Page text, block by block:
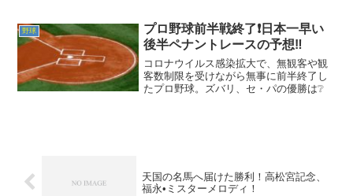
野球
プロ野球前半戦終了❗日本一早い
後半ペナントレースの予想‼️
コロナウイルス感染拡大で、無観客や観
客数制限を受けながら無事に前半終了し
たプロ野球。ズバリ、セ・パの優勝は❔
天国の名馬へ届けた勝利！高松宮記念、
福永•ミスターメロディ！